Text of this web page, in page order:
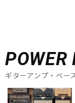
POWER
ギターアンプ・ベー